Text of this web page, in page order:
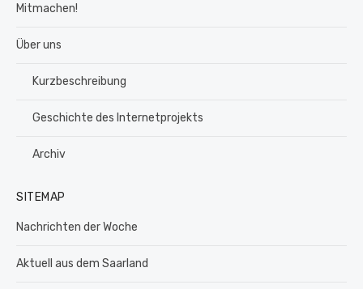
Mitmachen!
Über uns
Kurzbeschreibung
Geschichte des Internetprojekts
Archiv
SITEMAP
Nachrichten der Woche
Aktuell aus dem Saarland